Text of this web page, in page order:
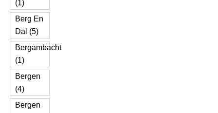
(1)
Berg En
Dal (5)
Bergambacht
(1)
Bergen
(4)
Bergen